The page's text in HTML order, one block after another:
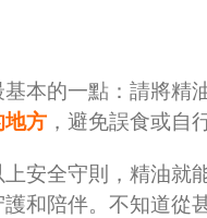
本的一點：請將精
地方 ，避免誤食或自
上安全守則，精油就
和陪伴。不知道從